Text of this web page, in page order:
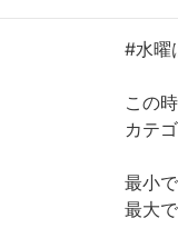
#水曜
この
カテ
最小
最大